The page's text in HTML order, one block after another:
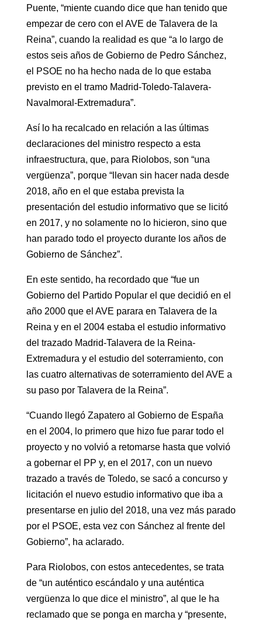
Puente, “miente cuando dice que han tenido que
empezar de cero con el AVE de Talavera de la
Reina”, cuando la realidad es que “a lo largo de
estos seis años de Gobierno de Pedro Sánchez,
el PSOE no ha hecho nada de lo que estaba
previsto en el tramo Madrid-Toledo-Talavera-
Navalmoral-Extremadura”.
Así lo ha recalcado en relación a las últimas
declaraciones del ministro respecto a esta
infraestructura, que, para Riolobos, son “una
vergüenza”, porque “llevan sin hacer nada desde
2018, año en el que estaba prevista la
presentación del estudio informativo que se licitó
en 2017, y no solamente no lo hicieron, sino que
han parado todo el proyecto durante los años de
Gobierno de Sánchez”.
En este sentido, ha recordado que “fue un
Gobierno del Partido Popular el que decidió en el
año 2000 que el AVE parara en Talavera de la
Reina y en el 2004 estaba el estudio informativo
del trazado Madrid-Talavera de la Reina-
Extremadura y el estudio del soterramiento, con
las cuatro alternativas de soterramiento del AVE a
su paso por Talavera de la Reina”.
“Cuando llegó Zapatero al Gobierno de España
en el 2004, lo primero que hizo fue parar todo el
proyecto y no volvió a retomarse hasta que volvió
a gobernar el PP y, en el 2017, con un nuevo
trazado a través de Toledo, se sacó a concurso y
licitación el nuevo estudio informativo que iba a
presentarse en julio del 2018, una vez más parado
por el PSOE, esta vez con Sánchez al frente del
Gobierno”, ha aclarado.
Para Riolobos, con estos antecedentes, se trata
de “un auténtico escándalo y una auténtica
vergüenza lo que dice el ministro”, al que le ha
reclamado que se ponga en marcha y “presente,